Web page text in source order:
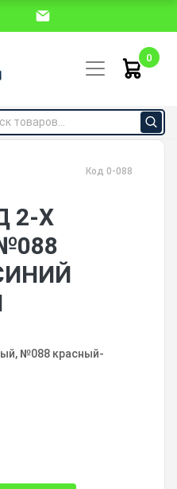
0
Код 0-088
2-Х
№088 красный-